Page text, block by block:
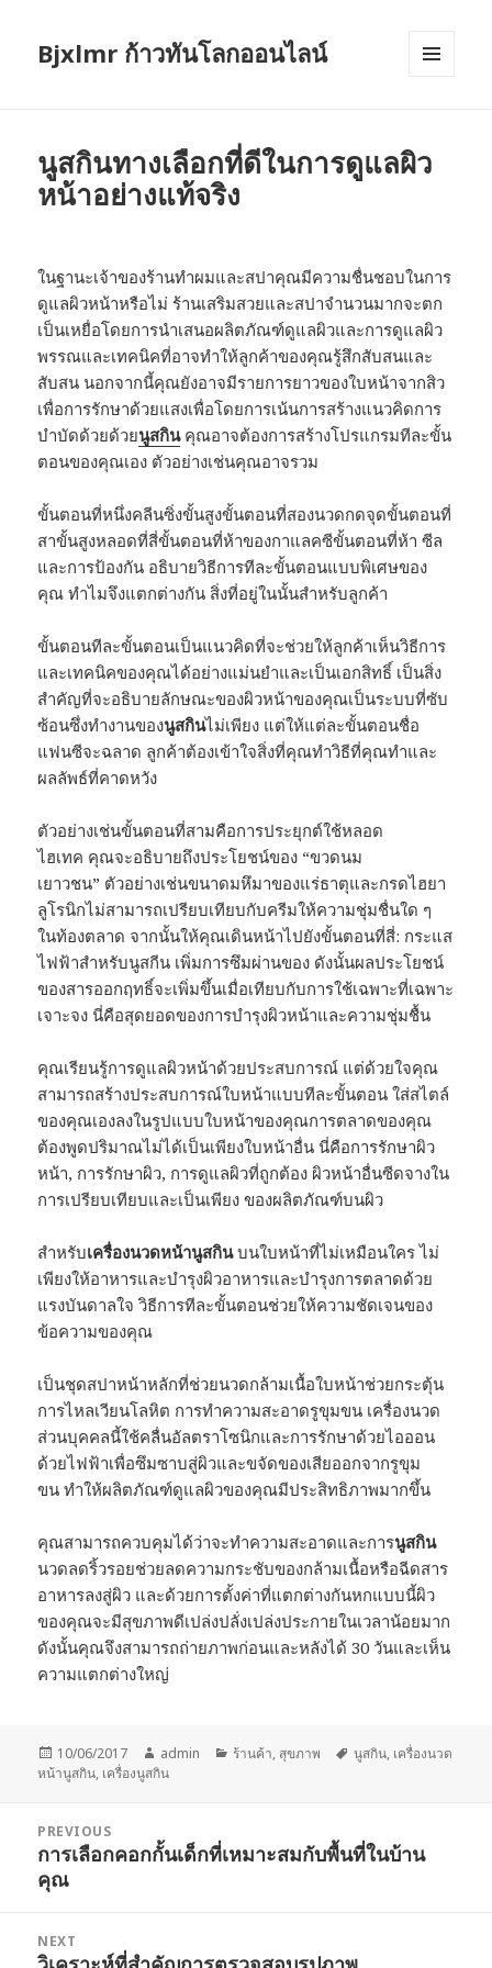
Bjxlmr ก้าวทันโลกออนไลน์
นูสกินทางเลือกที่ดีในการดูแลผิว
หน้าอย่างแท้จริง
ในฐานะเจ้าของร้านทำผมและสปาคุณมีความชื่นชอบในการ
ดูแลผิวหน้าหรือไม่ ร้านเสริมสวยและสปาจำนวนมากจะตก
เป็นเหยื่อโดยการนำเสนอผลิตภัณฑ์ดูแลผิวและการดูแลผิว
พรรณและเทคนิคที่อาจทำให้ลูกค้าของคุณรู้สึกสับสนและ
สับสน นอกจากนี้คุณยังอาจมีรายการยาวของใบหน้าจากสิว
เพื่อการรักษาด้วยแสงเพื่อโดยการเน้นการสร้างแนวคิดการ
บำบัดด้วยด้วยนูสกินคุณอาจต้องการสร้างโปรแกรมทีละขั้น
ตอนของคุณเอง ตัวอย่างเช่นคุณอาจรวม
ขั้นตอนที่หนึ่งคลีนซิ่งขั้นสูงขั้นตอนที่สองนวดกดจุดขั้นตอนที่
สาขั้นสูงหลอดที่สี่ขั้นตอนที่ห้าของกาแลคซีขั้นตอนที่ห้า ซีล
และการป้องกัน อธิบายวิธีการทีละขั้นตอนแบบพิเศษของ
คุณ ทำไมจึงแตกต่างกัน สิ่งที่อยู่ในนั้นสำหรับลูกค้า
ขั้นตอนทีละขั้นตอนเป็นแนวคิดที่จะช่วยให้ลูกค้าเห็นวิธีการ
และเทคนิคของคุณได้อย่างแม่นยำและเป็นเอกสิทธิ์ เป็นสิ่ง
สำคัญที่จะอธิบายลักษณะของผิวหน้าของคุณเป็นระบบที่ซับ
ซ้อนซึ่งทำงานของนูสกินไม่เพียง แต่ให้แต่ละขั้นตอนชื่อ
แฟนซีจะฉลาด ลูกค้าต้องเข้าใจสิ่งที่คุณทำวิธีที่คุณทำและ
ผลลัพธ์ที่คาดหวัง
ตัวอย่างเช่นขั้นตอนที่สามคือการประยุกต์ใช้หลอด
ไฮเทค คุณจะอธิบายถึงประโยชน์ของ “ขวดนม
เยาวชน” ตัวอย่างเช่นขนาดมหึมาของแร่ธาตุและกรดไฮยา
ลูโรนิกไม่สามารถเปรียบเทียบกับครีมให้ความชุ่มชื่นใด ๆ
ในท้องตลาด จากนั้นให้คุณเดินหน้าไปยังขั้นตอนที่สี่: กระแส
ไฟฟ้าสำหรับนูสกีน เพิ่มการซึมผ่านของ ดังนั้นผลประโยชน์
ของสารออกฤทธิ์จะเพิ่มขึ้นเมื่อเทียบกับการใช้เฉพาะที่เฉพาะ
เจาะจง นี่คือสุดยอดของการบำรุงผิวหน้าและความชุ่มชื้น
คุณเรียนรู้การดูแลผิวหน้าด้วยประสบการณ์ แต่ด้วยใจคุณ
สามารถสร้างประสบการณ์ใบหน้าแบบทีละขั้นตอน ใส่สไตล์
ของคุณเองลงในรูปแบบใบหน้าของคุณการตลาดของคุณ
ต้องพูดปริมาณไม่ได้เป็นเพียงใบหน้าอื่น นี่คือการรักษาผิว
หน้า, การรักษาผิว, การดูแลผิวที่ถูกต้อง ผิวหน้าอื่นซีดจางใน
การเปรียบเทียบและเป็นเพียง ของผลิตภัณฑ์บนผิว
สำหรับเครื่องนวดหน้านูสกินบนใบหน้าที่ไม่เหมือนใคร ไม่
เพียงให้อาหารและบำรุงผิวอาหารและบำรุงการตลาดด้วย
แรงบันดาลใจ วิธีการทีละขั้นตอนช่วยให้ความชัดเจนของ
ข้อความของคุณ
เป็นชุดสปาหน้าหลักที่ช่วยนวดกล้ามเนื้อใบหน้าช่วยกระตุ้น
การไหลเวียนโลหิต การทำความสะอาดรูขุมขน เครื่องนวด
ส่วนบุคคลนี้ใช้คลื่นอัลตราโซนิกและการรักษาด้วยไอออน
ด้วยไฟฟ้าเพื่อซึมซาบสู่ผิวและขจัดของเสียออกจากรูขุม
ขน ทำให้ผลิตภัณฑ์ดูแลผิวของคุณมีประสิทธิภาพมากขึ้น
คุณสามารถควบคุมได้ว่าจะทำความสะอาดและการนูสกิน
นวดลดริ้วรอยช่วยลดความกระชับของกล้ามเนื้อหรือฉีดสาร
อาหารลงสู่ผิว และด้วยการตั้งค่าที่แตกต่างกันหกแบบนี้ผิว
ของคุณจะมีสุขภาพดีเปล่งปลั่งเปล่งประกายในเวลาน้อยมาก
ดังนั้นคุณจึงสามารถถ่ายภาพก่อนและหลังได้ 30 วันและเห็น
ความแตกต่างใหญ่
Posted
on
10/06/2017 Author
admin Categories
ร้านค้า, สุขภาพ Tags
นูสกิน, เครื่องนวด
หน้านูสกิน, เครื่องนูสกิน
navigation
PREVIOUS
Previous
post:
การเลือกคอกกั้นเด็กที่เหมาะสมกับพื้นที่ในบ้าน
คุณ
NEXT
Next